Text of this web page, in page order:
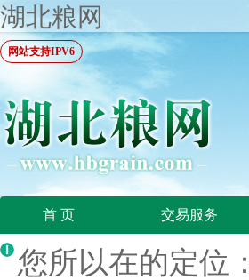
湖北粮网
网站支持IPV6
首 页 交易服务
您所以在的定位